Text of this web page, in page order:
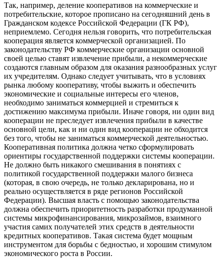
Так, например, деление кооперативов на коммерческие и
потребительские, которое прописано на сегодняшний день в
Гражданском кодексе Российской Федерации (ГК РФ),
неприемлемо. Сегодня нельзя говорить, что потребительская
кооперация является коммерческой организацией. По
законодательству РФ коммерческие организации основной
своей целью ставят извлечение прибыли, а некоммерческие
создаются главным образом для оказания разнообразных услуг
их учредителям. Однако следует учитывать, что в условиях
рынка любому кооперативу, чтобы выжить и обеспечить
экономические и социальные интересы его членов,
необходимо заниматься коммерцией и стремиться к
достижению максимума прибыли. Иначе говоря, ни один вид
кооперации не преследует извлечения прибыли в качестве
основной цели, как и ни один вид кооперации не обходится
без того, чтобы не заниматься коммерческой деятельностью.
Кооперативная политика должна четко сформулировать
ориентиры государственной поддержки системы кооперации.
Не должно быть никакого смешивания в понятиях с
политикой государственной поддержки малого бизнеса
(которая, в свою очередь, не только декларирована, но и
реально осуществляется в ряде регионов Российской
Федерации). Высшая власть с помощью законодательства
должна обеспечить приоритетность разработки продуманной
системы микрофинансирования, микрозаймов, взаимного
участия самих получателей этих средств в деятельности
кредитных кооперативов. Такая система будет мощным
инструментом для борьбы с бедностью, и хорошим стимулом
экономического роста в России.